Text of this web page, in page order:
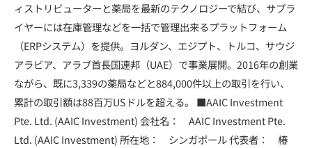
ィストリビューターと薬局を最新のテクノロジーで結び、サプラ
イヤーには在庫管理などを一括で管理出来るプラットフォーム
（ERPシステム）を提供。ヨルダン、エジプト、トルコ、サウジ
アラビア、アラブ首長国連邦（UAE）で事業展開。2016年の創業
ながら、既に3,339の薬局などと884,000件以上の取引を行い、
累計の取引額は88百万USドルを超える。 ■AAIC Investment
Pte. Ltd. (AAIC Investment) 会社名： AAIC Investment Pte.
Ltd. (AAIC Investment) 所在地： シンガポール 代表者： 椿